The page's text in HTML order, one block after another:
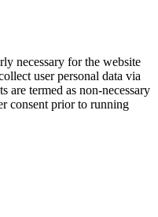
necessary for the website
user personal data via
are termed as non-necessary
consent prior to running